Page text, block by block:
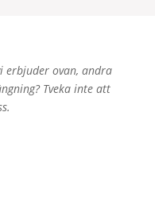
erbjuder ovan, andra
Tveka inte att